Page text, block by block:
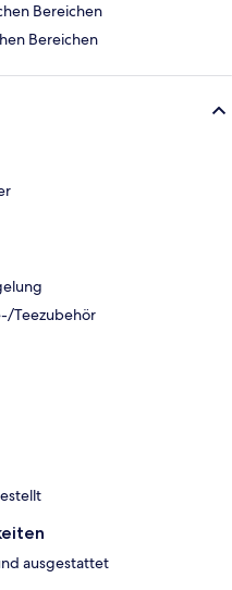
Bereichen
Bereichen
Teezubehör
ausgestattet